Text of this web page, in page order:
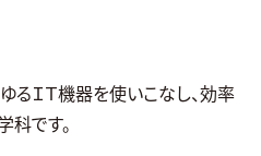
るＩＴ機器を使いこなし、効率
科です。